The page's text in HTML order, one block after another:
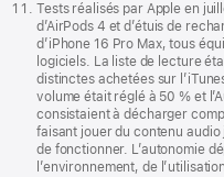
Tests réalisés par Apple en
d’AirPods 4 et d’étuis de
d’iPhone 16 Pro Max, tous
logiciels. La liste de lecture
distinctes achetées sur
volume était réglé à 50 % et
consistaient à décharger
faisant jouer du contenu audio
de fonctionner. L’autonomie
l’environnement, de